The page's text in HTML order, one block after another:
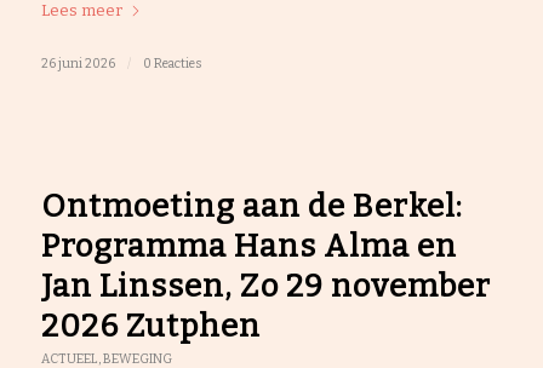
Lees meer
26 juni 2026 0 Reacties
Ontmoeting aan de Berkel:
Programma Hans Alma en
Jan Linssen, Zo 29 november
2026 Zutphen
ACTUEEL,BEWEGING